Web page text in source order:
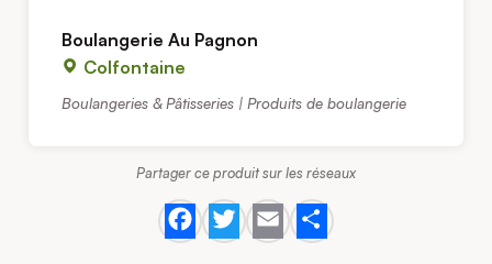
Boulangerie Au Pagnon
Colfontaine
Boulangeries & Pâtisseries | Produits de boulangerie
Partager ce produit sur les réseaux
Facebook
Twitter
EmailShare